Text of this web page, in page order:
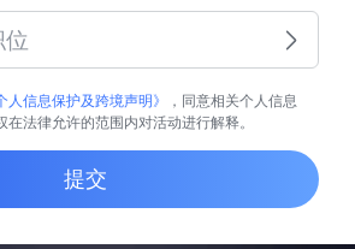
人信息保护及跨境声明》
，同意相关个人信息
法律允许的范围内对活动进行解释。
提交